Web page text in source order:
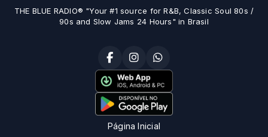
THE BLUE RADIO® "Your #1 source for R&B, Classic Soul 80s /
90s and Slow Jams 24 Hours" in Brasil
Página Inicial